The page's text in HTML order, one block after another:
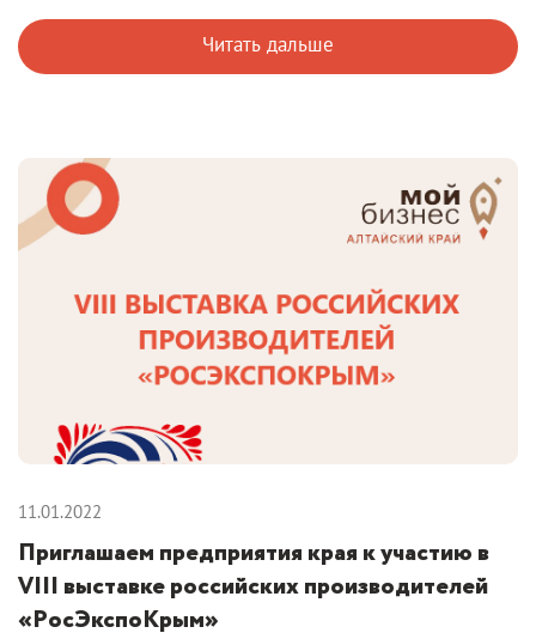
Читать дальше
11.01.2022
Приглашаем предприятия края к участию в
VIII выставке российских производителей
«РoсЭкспоКрым»